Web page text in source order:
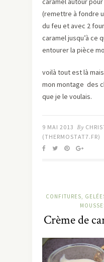
(remettre à fondre
du feu et avec 2
caramel jusqu’à ce
entourer la pièce
voilà tout est là
mon montage des
que je le voulais.
9 MAI 2013 By
(THERMOSTAT7.FR)
CONFITURES,
Crème de